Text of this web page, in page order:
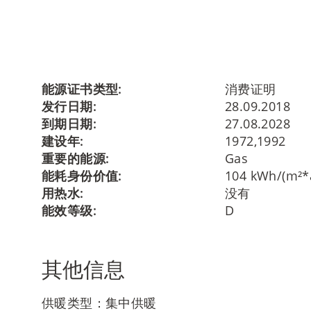
能源证书类型:
消费证明
发行日期:
28.09.2018
到期日期:
27.08.2028
建设年:
1972,1992
重要的能源:
Gas
能耗身份价值:
104 kWh/
用热水:
没有
能效等级:
D
其他信息
供暖类型：集中供暖